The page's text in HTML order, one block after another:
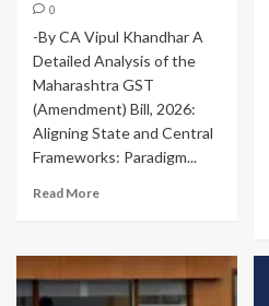
0
-By CA Vipul Khandhar A
Detailed Analysis of the
Maharashtra GST
(Amendment) Bill, 2026:
Aligning State and Central
Frameworks: Paradigm...
Read More